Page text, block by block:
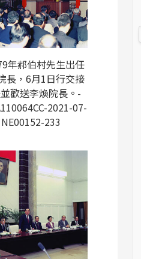
年郝伯村先生出任
長，6月1日行交接
歡送李煥院長。-
2021-07-
NE00152-233